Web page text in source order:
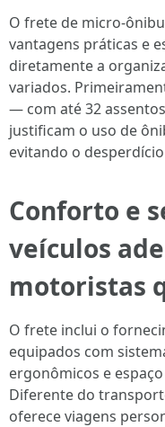
O frete de micro-
vantagens práticas e
diretamente a
variados.
— com até 32
justificam o uso de
evitando o
Conforto e
veículos
motoristas
O frete inclui o
equipados com
ergonômicos e
Diferente do
oferece viagens